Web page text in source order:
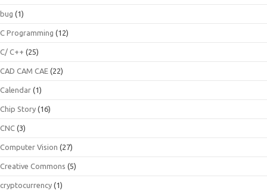
bug (1)
C Programming (12)
C/ C++ (25)
CAD CAM CAE (22)
Calendar (1)
Chip Story (16)
CNC (3)
Computer Vision (27)
Creative Commons (5)
cryptocurrency (1)